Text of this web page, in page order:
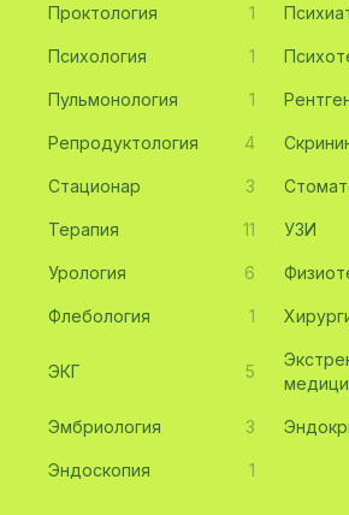
Проктология 1
Психология 1
Пульмонология 1
Репродуктология 4
Стационар 3
Терапия 11 УЗИ
Урология 6
Флебология 1
ЭКГ 5
Эмбриология 3
Эндоскопия 1